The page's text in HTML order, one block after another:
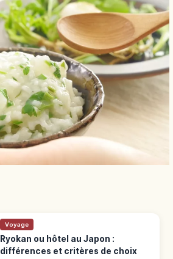
Voyage
Ryokan ou hôtel au Japon :
différences et critères de choix